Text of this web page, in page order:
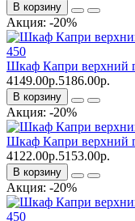
В корзину
Акция: -20%
Шкаф Капри верхний
4149.00р.5186.00р.
В корзину
Акция: -20%
Шкаф Капри верхний
4122.00р.5153.00р.
В корзину
Акция: -20%